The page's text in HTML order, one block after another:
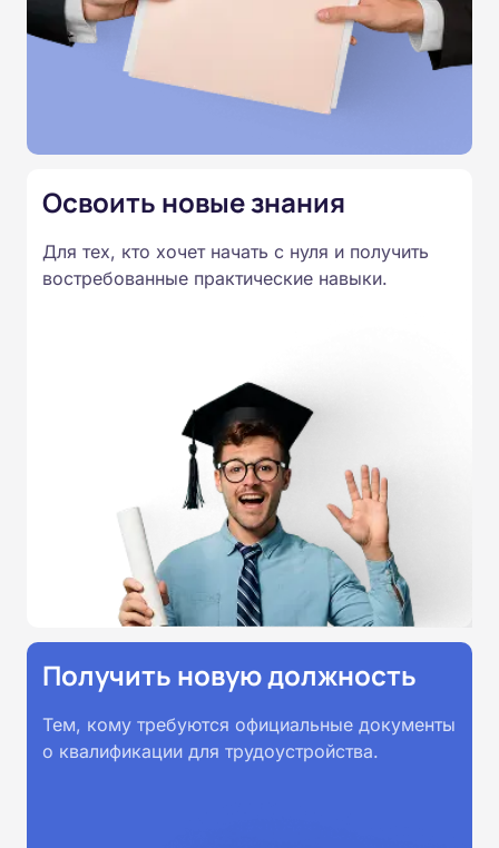
часов. После прохождения итогового
тестирования выдаётся удостоверение о
повышении квалификации.
Освоить новые знания
Для тех, кто хочет начать с нуля и получить
востребованные практические навыки.
Получить новую должность
Тем, кому требуются официальные документы
о квалификации для трудоустройства.